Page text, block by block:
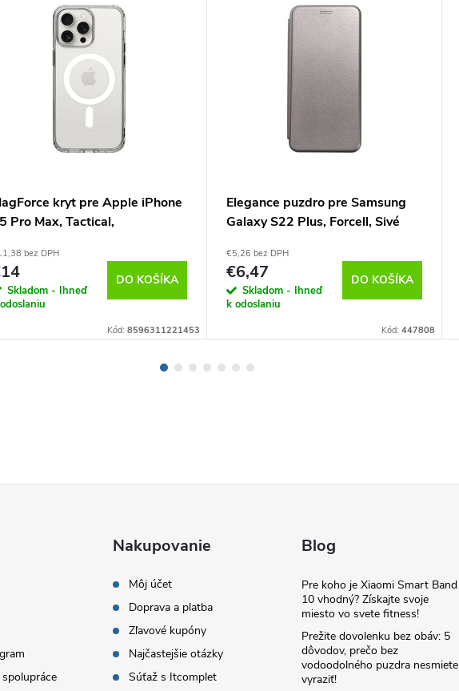
kryt pre Apple iPhone
Pro Max, Tactical,
bez DPH
Skladom - Ihneď
DO KOŠÍKA
Kód: 8596311221453
Elegance puzdro pre Samsung
Galaxy S22 Plus, Forcell, Sivé
€5,26 bez DPH
€6,47
Skladom - Ihneď
k odoslaniu
DO KOŠÍKA
Kód: 447808
Nakupovanie
Môj účet
Doprava a platba
Zľavové kupóny
Najčastejšie otázky
Súťaž s Itcomplet
Blog
Pre koho je Xiaomi Smart Band
10 vhodný? Získajte svoje
miesto vo svete fitness!
Prežite dovolenku bez obáv: 5
dôvodov, prečo bez
vodoodolného puzdra nesmiete
vyraziť!